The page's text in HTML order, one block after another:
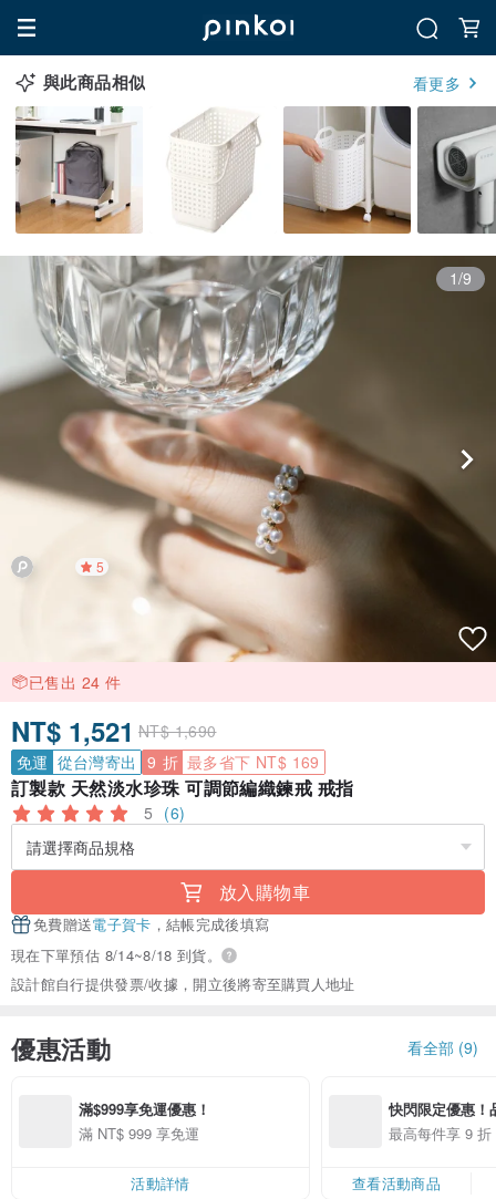
與此商品相似 看更多
1/9
5
已售出 24 件
NT$ 1,521 NT$ 1,690
免運 從台灣寄出 9 折 最多省下 NT$ 169
訂製款 天然淡水珍珠 可調節編織鍊戒 戒指
5 (6)
放入購物車
免費贈送電子賀卡 ，結帳完成後填寫
現在下單預估 8/14~8/18 到貨。
設計館自行提供發票/收據，開立後將寄至購買人地址
優惠活動 看全部 (9)
滿$999享免運優惠！
滿 NT$ 999 享免運
活動詳情
快閃限定優惠！
折優惠！
最高每件享 9
查看活動商品